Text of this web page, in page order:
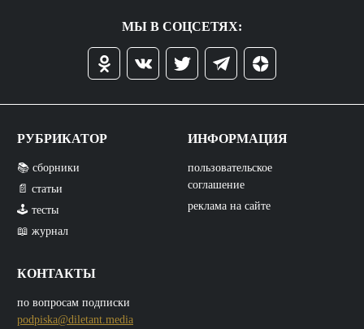
МЫ В СОЦСЕТЯХ:
РУБРИКАТОР
📚 сборники
📄 статьи
🕹️ тесты
📖 журнал
КОНТАКТЫ
по вопросам подписки
podpiska@diletant.media
ИНФОРМАЦИЯ
пользовательское
соглашение
реклама на сайте